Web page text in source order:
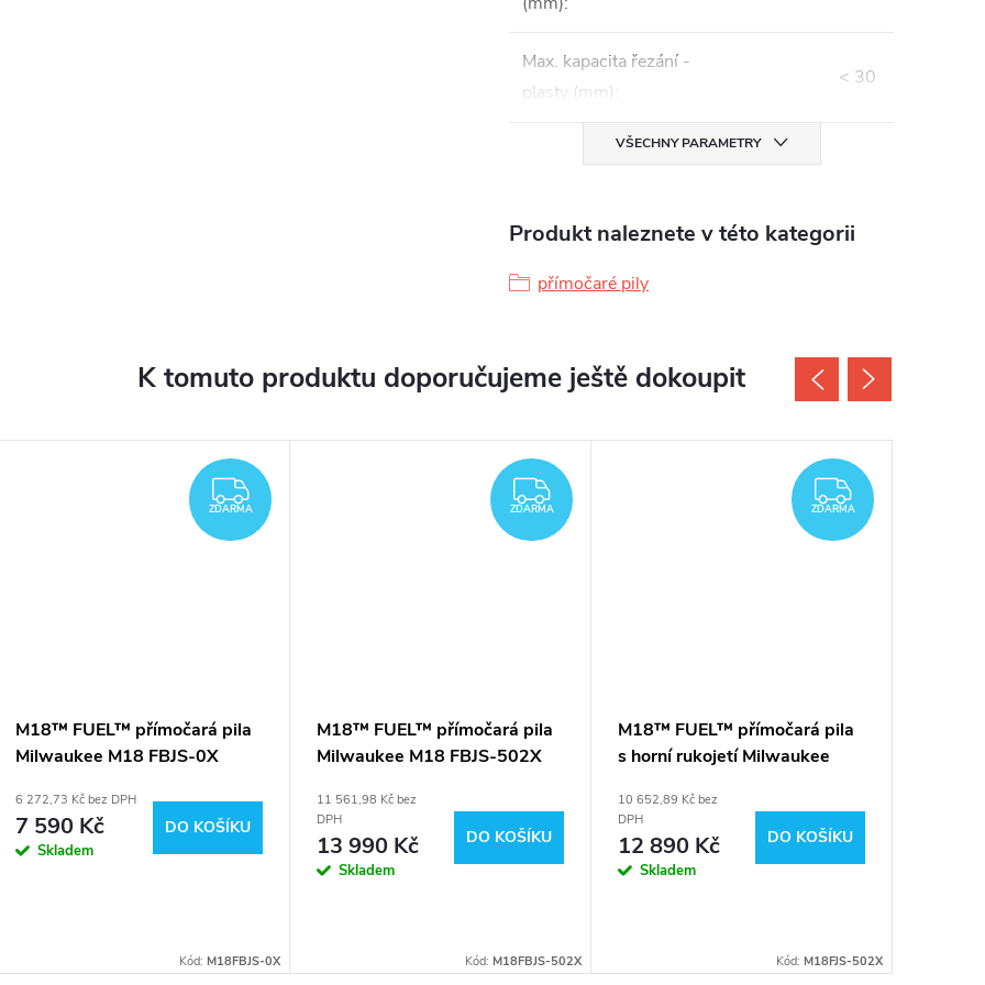
Max. kapacita řezání -
plasty (mm):
< 30
VŠECHNY PARAMETRY
Produkt naleznete v této kategorii
přímočaré pily
K tomuto produktu doporučujeme ještě dokoupit
ZDARMA
ZDARMA
M18™ FUEL™ přímočará pila
Milwaukee M18 FBJS-0X
6 272,73 Kč bez DPH
7 590 Kč
Skladem
DO KOŠÍKU
Kód: M18FBJS-0X
ZDARMA
ZDARMA
M18™ FUEL™ přímočará pila
Milwaukee M18 FBJS-502X
11 561,98 Kč bez
DPH
13 990 Kč
Skladem
DO KOŠÍKU
Kód: M18FBJS-502X
ZDARMA
ZDARMA
M18™ FUEL™ přímočará pila
s horní rukojetí Milwaukee
10 652,89 Kč bez
DPH
12 890 Kč
Skladem
DO KOŠÍKU
Kód: M18FJS-502X